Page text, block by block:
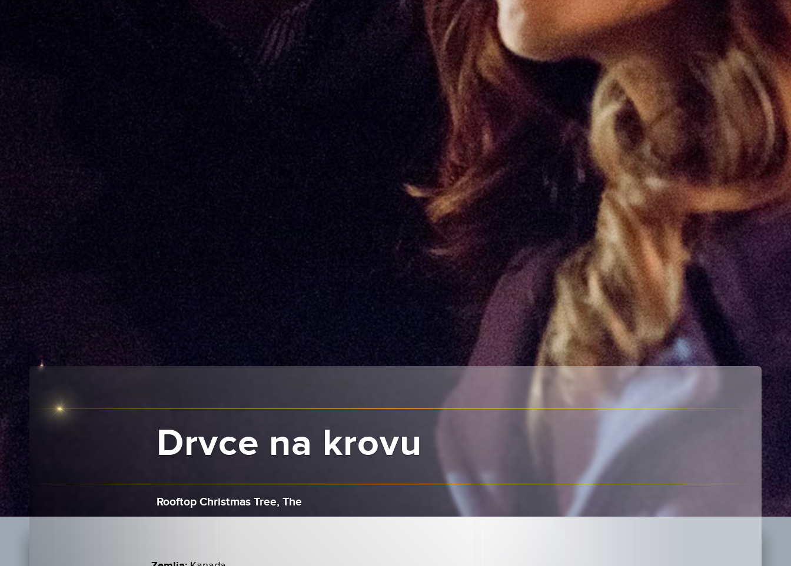
Drvce na krovu
Rooftop Christmas Tree, The